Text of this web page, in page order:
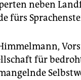
neben
fürs
für